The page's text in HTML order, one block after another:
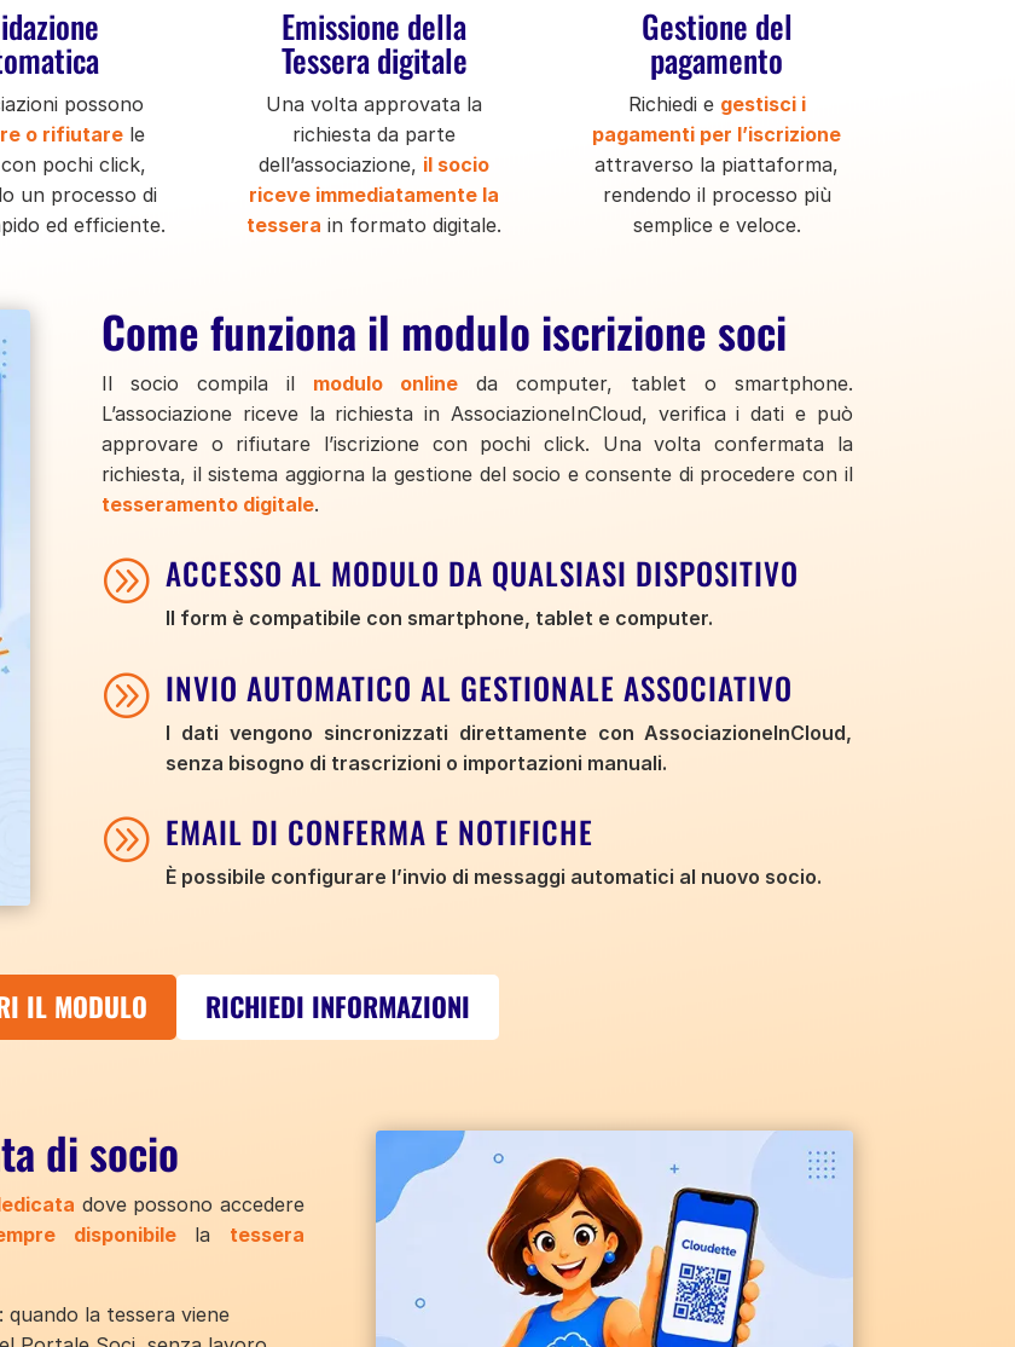
possono
o rifiutarele
pochi click,
un processo di
ed efficiente.
Emissione della
Tessera digitale
Una volta approvata la
richiesta da parte
dell’associazione, il socio
riceve immediatamente la
tessera in formato digitale.
Gestione del
pagamento
Richiedi e gestisci i
pagamenti per l’iscrizione
attraverso la piattaforma,
rendendo il processo più
semplice e veloce.
Come funziona il modulo iscrizione soci
Il socio compila il modulo onlineda computer, tablet o smartphone.
L’associazione riceve la richiesta in AssociazioneInCloud, verifica i dati e può
approvare o rifiutare l’iscrizione con pochi click. Una volta confermata la
richiesta, il sistema aggiorna la gestione del socio e consente di procedere con il
tesseramento digitale.
A ACCESSO AL MODULO DA QUALSIASI DISPOSITIVO
Il form è compatibile con smartphone, tablet e computer.
A INVIO AUTOMATICO AL GESTIONALE ASSOCIATIVO
I dati vengono sincronizzati direttamente con AssociazioneInCloud,
senza bisogno di trascrizioni o importazioni manuali.
A EMAIL DI CONFERMA E NOTIFICHE
È possibile configurare l’invio di messaggi automatici al nuovo socio.
IL MODULO RICHIEDI INFORMAZIONI
di socio
dove possono accedere
disponibilela tessera
quando la tessera viene